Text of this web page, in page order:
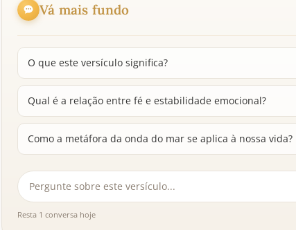
Vá mais fundo
O que este versículo significa?
Qual é a relação entre fé e estabilidade emocional?
Como a metáfora da onda do mar se aplica à nossa vida?
Resta 1 conversa hoje